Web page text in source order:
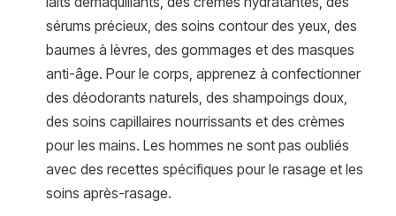
sérums précieux, des soins contour des yeux, des
baumes à lèvres, des gommages et des masques
anti-âge. Pour le corps, apprenez à confectionner
des déodorants naturels, des shampoings doux,
des soins capillaires nourrissants et des crèmes
pour les mains. Les hommes ne sont pas oubliés
avec des recettes spécifiques pour le rasage et les
soins après-rasage.